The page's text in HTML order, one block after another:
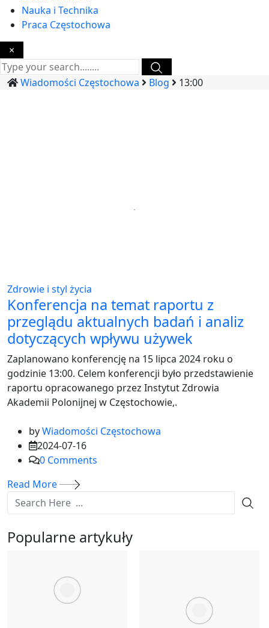
Nauka i Technika
Praca Częstochowa
×
Wiadomości Częstochowa Blog 13:00
Zdrowie i styl życia
Konferencja na temat raportu z
przeglądu aktualnych badań i analiz
dotyczących wpływu używek
Zaplanowano konferencję na 15 lipca 2024 roku o
godzinie 13:00. Celem konferencji było przedstawienie
raportu opracowanego przez Instytut Zdrowia
Akademii Polonijnej w Częstochowie,.
byWiadomości Częstochowa
2024-07-16
0 Comments
Read More
Popularne artykuły